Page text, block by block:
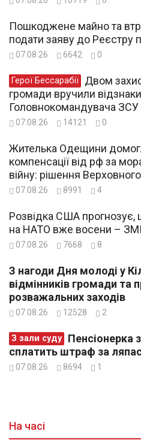
Пошкоджене майно та
подати заяву до Реєстру
07.08.26 6642 0
Герої Бессарабії
громади вручили
Головнокомандувача ЗСУ
07.08.26 14121 0
Жителька Одещини
компенсації від рф за
війну: рішення
07.08.26 8991 4
Розвідка США прогнозує,
на НАТО вже восени – ЗМІ
07.08.26 7668 8
З нагоди Дня молоді у
відмінників громади та
розважальних заходів
07.08.26 12528 2
З зали суду
сплатить штраф за
07.08.26 8694 1
На часі